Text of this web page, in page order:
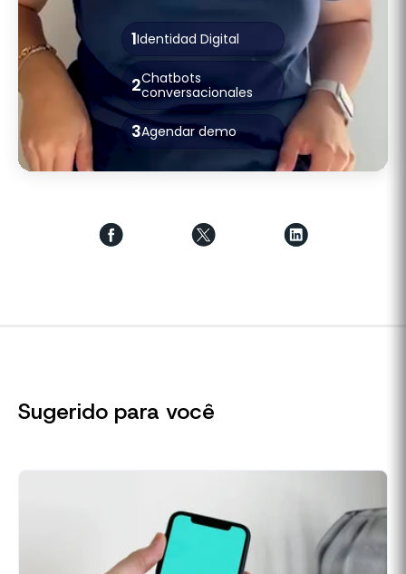
1Identidad Digital
2Chatbots
conversacionales
3Agendar demo
Sugerido para você